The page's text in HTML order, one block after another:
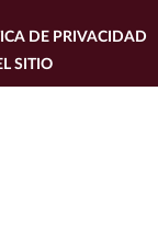
DE PRIVACIDAD
SITIO